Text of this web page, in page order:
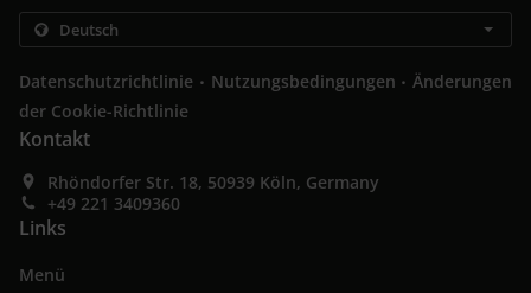
Datenschutzrichtlinie . Nutzungsbedingungen . Änderungen
der Cookie-Richtlinie
Kontakt
Rhöndorfer Str. 18, 50939 Köln, Germany
+49 221 3409360
Links
Menü